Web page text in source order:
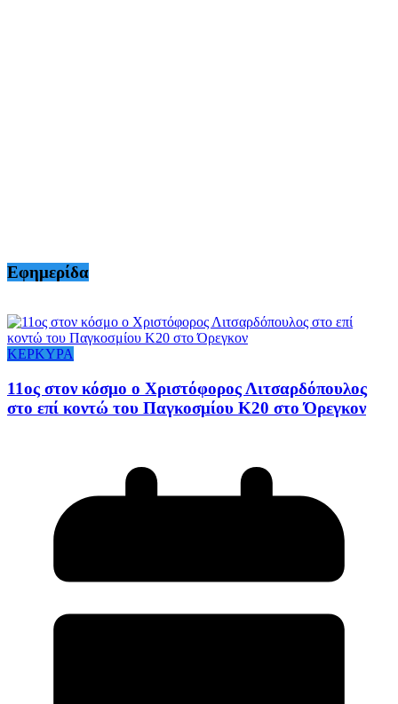
Εφημερίδα
ΚΕΡΚΥΡΑ
11ος στον κόσμο ο Χριστόφορος Λιτσαρδόπουλος
στο επί κοντώ του Παγκοσμίου Κ20 στο Όρεγκον